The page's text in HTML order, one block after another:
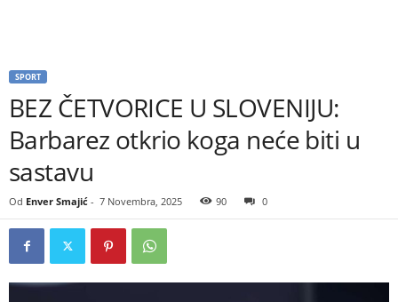
SPORT
BEZ ČETVORICE U SLOVENIJU:
Barbarez otkrio koga neće biti u
sastavu
Od Enver Smajić - 7 Novembra, 2025 90 0